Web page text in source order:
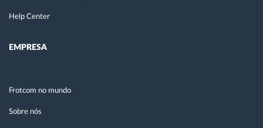
Help Center
EMPRESA
Frotcom no mundo
Sobre nós